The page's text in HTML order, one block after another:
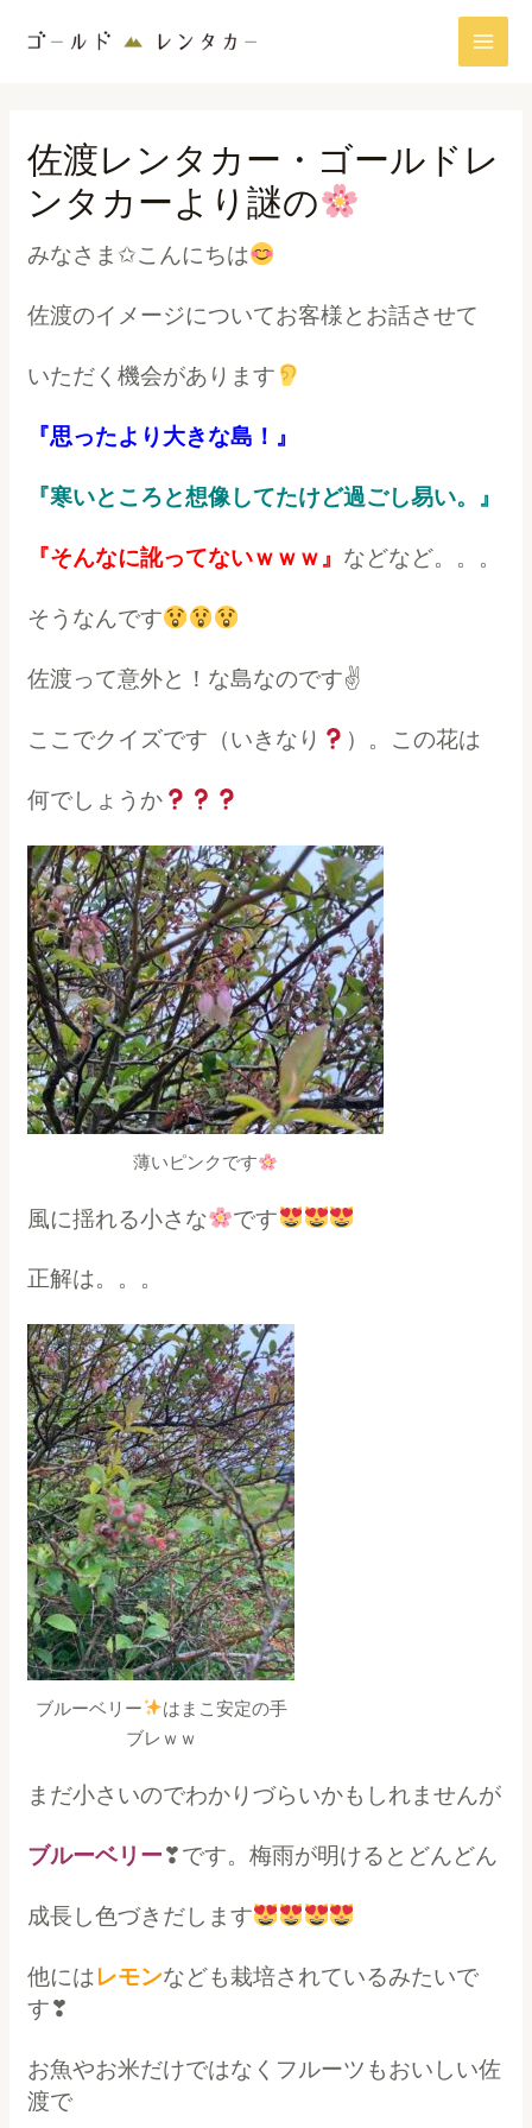
佐渡レンタカー・ゴールドレ
ンタカーより謎の
みなさま✩こんにちは
佐渡のイメージについてお客様とお話させて
いただく機会があります
『思ったより大きな島！』
『寒いところと想像してたけど過ごし易い。』
『そんなに訛ってないｗｗｗ』 などなど。。。
そうなんです
佐渡って意外と！な島なのです✌
ここでクイズです（いきなり ）。この花は
何でしょうか
薄いピンクです
風に揺れる小さな です
正解は。。。
ブルーベリー
はまこ安定の手
ブレｗｗ
まだ小さいのでわかりづらいかもしれませんが
ブルーベリー❣です。梅雨が明けるとどんどん
成長し色づきだします
他にはレモンなども栽培されているみたいで
す❣
お魚やお米だけではなくフルーツもおいしい佐
渡で
ナ
ビ
ゲ
ー
ョ